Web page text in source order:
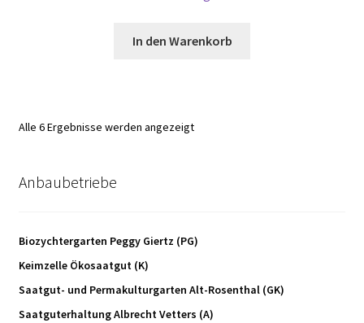
In den Warenkorb
Alle 6 Ergebnisse werden angezeigt
Anbaubetriebe
Biozychtergarten Peggy Giertz (PG)
Keimzelle Ökosaatgut (K)
Saatgut- und Permakulturgarten Alt-Rosenthal (GK)
Saatguterhaltung Albrecht Vetters (A)